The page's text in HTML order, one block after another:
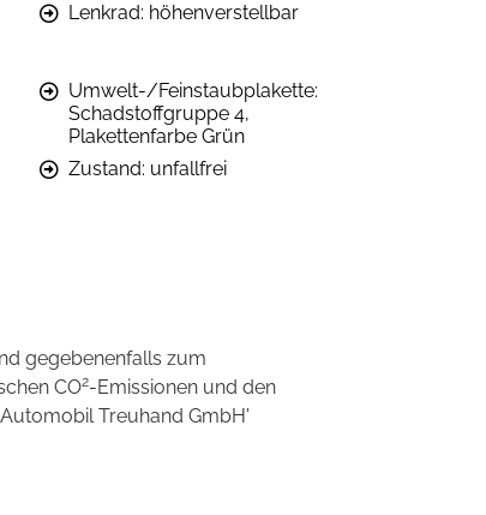
Lenkrad: höhenverstellbar
Umwelt-/Feinstaubplakette:
Schadstoffgruppe 4,
Plakettenfarbe Grün
Zustand: unfallfrei
gegebenenfalls zum
CO2-Emissionen und den
Treuhand GmbH'